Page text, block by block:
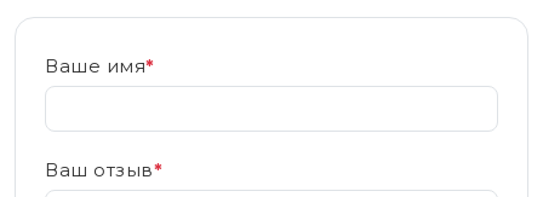
Ваше имя*
Ваш отзыв*